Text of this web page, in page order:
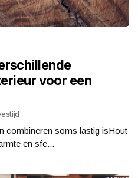
voor een
combineren soms lastig isHout
en sfe...